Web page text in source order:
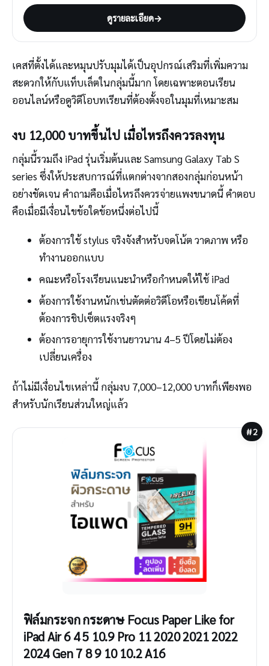
ดูรายละเอียด→
เคสที่ตั้งได้และหมุนปรับมุมได้เป็นอุปกรณ์เสริมที่เพิ่มความ
สะดวกให้กับแท็บเล็ตในกลุ่มนี้มาก โดยเฉพาะตอนเรียน
ออนไลน์หรือดูวิดีโอบทเรียนที่ต้องตั้งจอในมุมที่เหมาะสม
งบ 12,000 บาทขึ้นไป เมื่อไหรถึงควรลงทุน
กลุ่มนี้รวมถึง iPad รุ่นเริ่มต้นและ Samsung Galaxy Tab S
series ซึ่งให้ประสบการณ์ที่แตกต่างจากสองกลุ่มก่อนหน้า
อย่างชัดเจน คำถามคือเมื่อไหรถึงควรจ่ายแพงขนาดนี้ คำตอบ
คือเมื่อมีเงื่อนไขข้อใดข้อหนึ่งต่อไปนี้
ต้องการใช้ stylus จริงจังสำหรับจดโน้ต วาดภาพ หรือ
ทำงานออกแบบ
คณะหรือโรงเรียนแนะนำหรือกำหนดให้ใช้ iPad
ต้องการใช้งานหนักเช่นตัดต่อวิดีโอหรือเขียนโค้ดที่
ต้องการชิปเซ็ตแรงจริงๆ
ต้องการอายุการใช้งานยาวนาน 4–5 ปีโดยไม่ต้อง
เปลี่ยนเครื่อง
ถ้าไม่มีเงื่อนไขเหล่านี้ กลุ่มงบ 7,000–12,000 บาทก็เพียงพอ
สำหรับนักเรียนส่วนใหญ่แล้ว
#2
ฟิล์มกระจก กระดาษ Focus Paper Like for
iPad Air 6 4 5 10.9 Pro 11 2020 2021 2022
2024 Gen 7 8 9 10 10.2 A16